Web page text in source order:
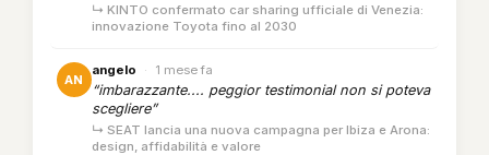
↳ KINTO confermato car sharing ufficiale di Venezia:
innovazione Toyota fino al 2030
AN
angelo · 1 mese fa
“imbarazzante.... peggior testimonial non si poteva
scegliere”
↳ SEAT lancia una nuova campagna per Ibiza e Arona:
design, affidabilità e valore